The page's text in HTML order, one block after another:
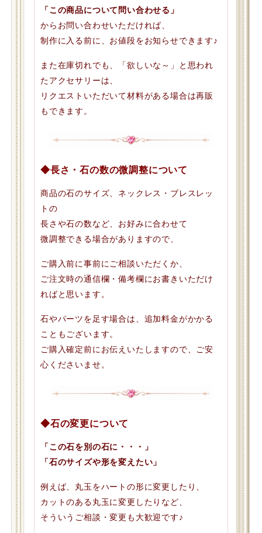
「この商品について問い合わせる」
からお問い合わせいただければ、
制作に入る前に、お値段をお知らせできます♪
また在庫切れでも、「欲しいな～」と思われ
たアクセサリーは、
リクエストいただいて材料がある場合は再販
もできます。
◆長さ・石の数の微調整について
商品の石のサイズ、ネックレス・ブレスレッ
トの
長さや石の数など、お好みに合わせて
微調整できる場合がありますので、
ご購入前に事前にご相談いただくか、
ご注文時の通信欄・備考欄にお書きいただけ
ればと思います。
石やパーツを足す場合は、追加料金がかかる
こともございます。
ご購入確定前にお伝えいたしますので、ご安
心くださいませ。
◆石の変更について
「この石を別の石に・・・」
「石のサイズや形を変えたい」
例えば、丸玉をハートの形に変更したり、
カットのある丸玉に変更したりなど、
そういうご相談・変更も大歓迎です♪